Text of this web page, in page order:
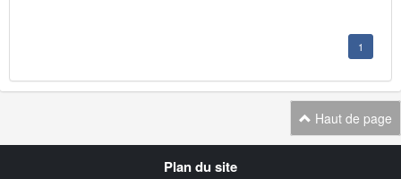
1
Haut de page
Plan du site